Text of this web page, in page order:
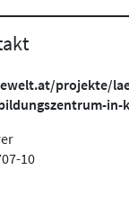
projekte/
in-
10